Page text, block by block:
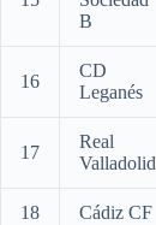
B
16
CD
Leganés
17
Real
Valladolid
18 Cádiz CF